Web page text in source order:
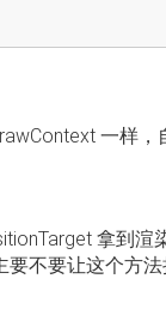
一样，
拿到渲
不要让这个方